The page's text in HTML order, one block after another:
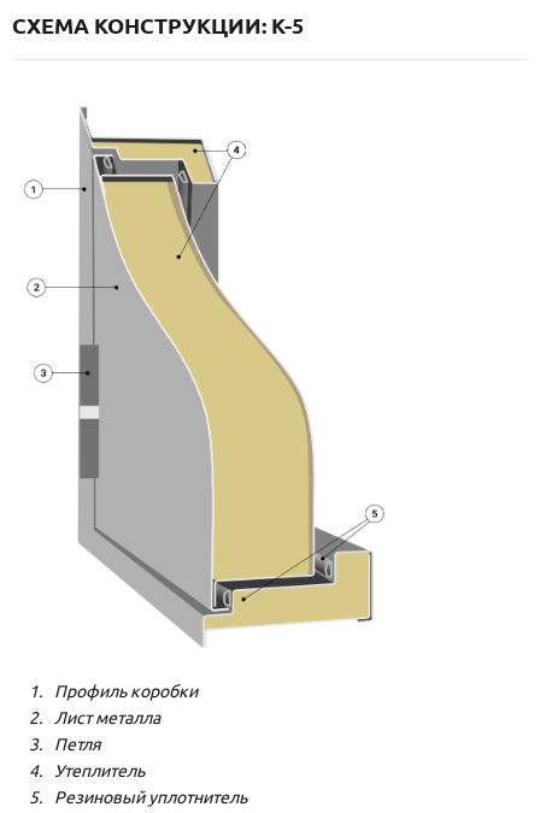
СХЕМА КОНСТРУКЦИИ: K-5
Профиль коробки
Лист металла
Петля
Утеплитель
Резиновый уплотнитель